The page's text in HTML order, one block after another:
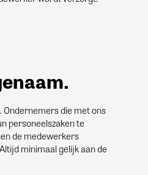
Ondernemers die met ons
personeelszaken te
de medewerkers
minimaal gelijk aan de